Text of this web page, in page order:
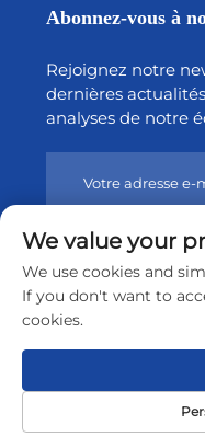
Abonnez-vous à
Rejoignez notre
dernières
analyses de notre
Droits d’auteur © 2026
Technology CO., Ltd.
Page
We value your
We use cookies and
If you don't want to
cookies.